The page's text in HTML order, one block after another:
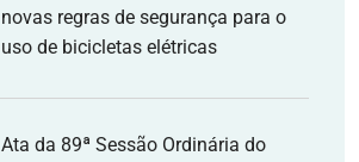
novas regras de segurança para o
uso de bicicletas elétricas
Ata da 89ª Sessão Ordinária do